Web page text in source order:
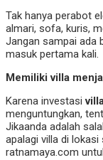
Tak hanya perabot
almari, sofa, kuris,
Jangan sampai ada
masuk pertama kali.
Memiliki villa
Karena investasi
menguntungkan,
Jikaanda adalah
apalagi villa di
ratnamaya.com